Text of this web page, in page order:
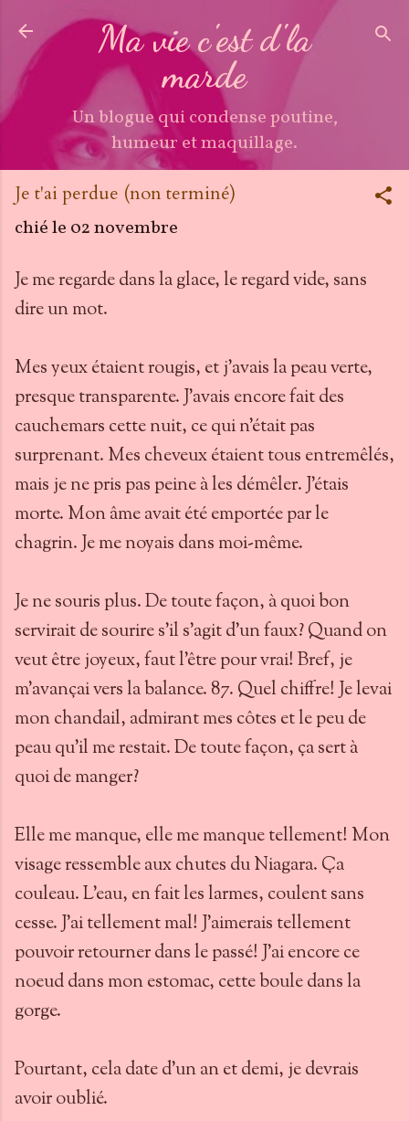
Accéder au contenu principal
Ma vie c'est d'la
marde
Un blogue qui condense poutine,
humeur et maquillage.
Je t'ai perdue (non terminé)
chié le 02 novembre
Je me regarde dans la glace, le regard vide, sans
dire un mot.
Mes yeux étaient rougis, et j'avais la peau verte,
presque transparente. J'avais encore fait des
cauchemars cette nuit, ce qui n'était pas
surprenant. Mes cheveux étaient tous entremêlés,
mais je ne pris pas peine à les démêler. J'étais
morte. Mon âme avait été emportée par le
chagrin. Je me noyais dans moi-même.
Je ne souris plus. De toute façon, à quoi bon
servirait de sourire s'il s'agit d'un faux? Quand on
veut être joyeux, faut l'être pour vrai! Bref, je
m'avançai vers la balance. 87. Quel chiffre! Je levai
mon chandail, admirant mes côtes et le peu de
peau qu'il me restait. De toute façon, ça sert à
quoi de manger?
Elle me manque, elle me manque tellement! Mon
visage ressemble aux chutes du Niagara. Ça
couleau. L'eau, en fait les larmes, coulent sans
cesse. J'ai tellement mal! J'aimerais tellement
pouvoir retourner dans le passé! J'ai encore ce
noeud dans mon estomac, cette boule dans la
gorge.
Pourtant, cela date d'un an et demi, je devrais
avoir oublié.